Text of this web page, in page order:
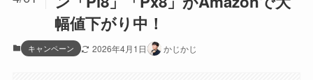
幅値下がり中！
キャンペーン 2026年4月1日 かじかじ